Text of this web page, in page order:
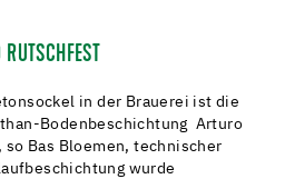
in der Brauerei ist die
Bodenbeschichtung Arturo
Bas Bloemen, technischer
wurde